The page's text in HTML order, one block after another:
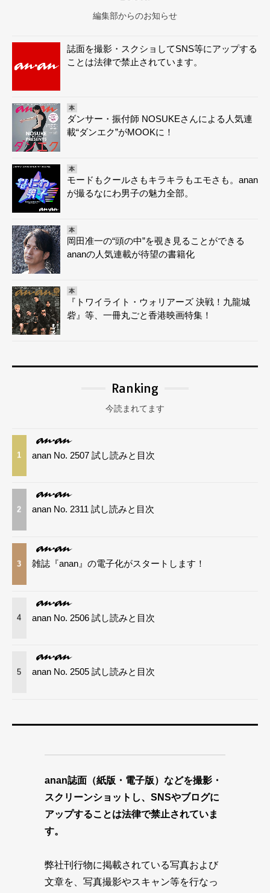
編集部からのお知らせ
誌面を撮影・スクショしてSNS等にアップする
ことは法律で禁止されています。
本
ダンサー・振付師 NOSUKEさんによる人気連
載“ダンエク”がMOOKに！
本
モードもクールさもキラキラもエモさも。anan
が撮るなにわ男子の魅力全部。
本
岡田准一の“頭の中”を覗き見ることができる
ananの人気連載が待望の書籍化
本
『トワイライト・ウォリアーズ 決戦！九龍城
砦』等、一冊丸ごと香港映画特集！
Ranking
今読まれてます
1 anan No. 2507 試し読みと目次
2 anan No. 2311 試し読みと目次
3 雑誌『anan』の電子化がスタートします！
4 anan No. 2506 試し読みと目次
5 anan No. 2505 試し読みと目次
anan誌面（紙版・電子版）などを撮影・
スクリーンショットし、SNSやブログに
アップすることは法律で禁止されていま
す。
弊社刊行物に掲載されている写真および
文章を、写真撮影やスキャン等を行なっ